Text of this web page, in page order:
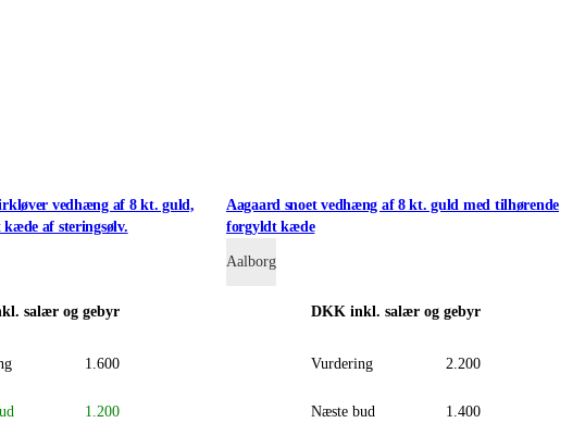
vedhæng af 8 kt. guld,
af steringsølv.
salær og gebyr
1.600
1.200
Aagaard snoet vedhæng af 8 kt. guld med tilhørende
forgyldt kæde
Aalborg
DKK inkl. salær og gebyr
Vurdering 2.200
Næste bud 1.400